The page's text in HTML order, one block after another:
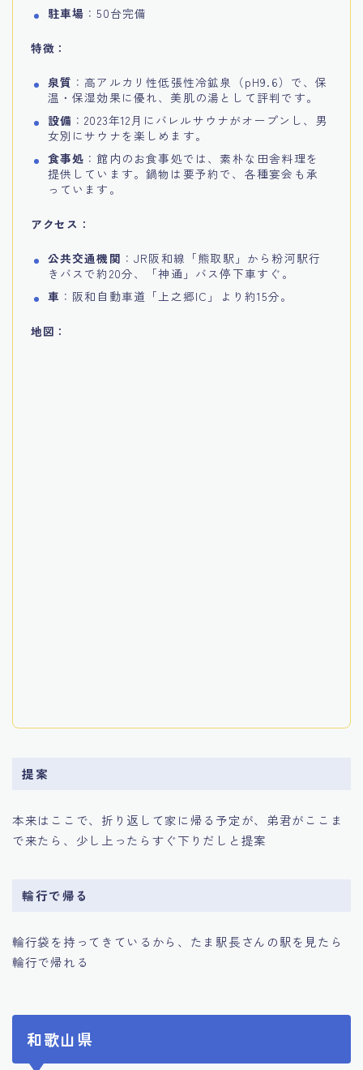
駐車場 ：50台完備
特徴：
泉質 ：高アルカリ性低張性冷鉱泉（pH9.6）で、保
温・保湿効果に優れ、美肌の湯として評判です。
設備 ：2023年12月にバレルサウナがオープンし、男
女別にサウナを楽しめます。
食事処 ：館内のお食事処では、素朴な田舎料理を
提供しています。鍋物は要予約で、各種宴会も承
っています。
アクセス：
公共交通機関 ：JR阪和線「熊取駅」から粉河駅行
きバスで約20分、「神通」バス停下車すぐ。
車 ：阪和自動車道「上之郷IC」より約15分。
地図：
提案
本来はここで、折り返して家に帰る予定が、弟君がここま
で来たら、少し上ったらすぐ下りだしと提案
輪行で帰る
輪行袋を持ってきているから、たま駅長さんの駅を見たら
輪行で帰れる
和歌山県